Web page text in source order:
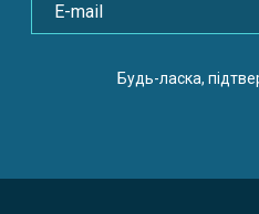
Будь-ласка,